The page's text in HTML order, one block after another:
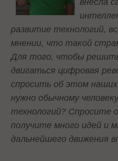
внесла
развитие технологий,
мнении, что такой
Для того, чтобы
двигаться цифровая
спросить об этом
нужно обычному
технологий? Спросите
получите много идей и
дальнейшего движения